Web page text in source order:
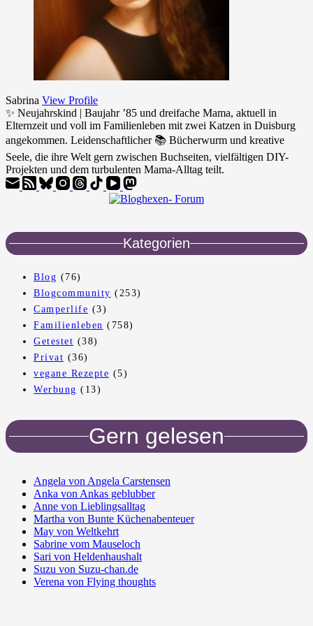
Sabrina View Profile
✨ Neujahrskind | Baujahr ’85 und dreifache Mama, aktuell in
Elternzeit und voll im Familienleben mit zwei Katzen in Duisburg
angekommen. Leidenschaftlicher 📚 Bücherwurm und kreative
Seele, die ihre Welt gern zwischen Buchseiten, vielfältigen DIY-
Projekten und dem turbulenten Mama-Alltag teilt.
Kategorien
Blog (76)
Blogcommunity (253)
Camperlife (3)
Familienleben (758)
Getestet (38)
Privat (36)
vegane Rezepte (5)
Werbung (13)
Gern gelesen
Angela von Angela Carstensen
Anka von Ankas geblubber
Anne von Lieblingsalltag
Martha von Bunte Küchenabenteuer
May von Weltkehrt
Sabrine vom Mauseloch
Sari von Heldenhaushalt
Suzu von Suzu-chan.de
Verena von Flying thoughts